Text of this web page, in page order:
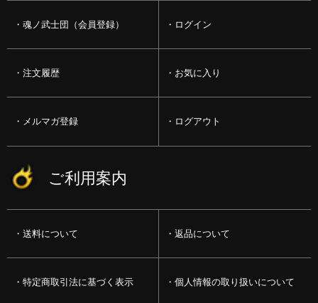
魂ノ武士団（会員登録） ログイン
注文履歴 お気に入り
メルマガ登録 ログアウト
ご利用案内
送料について 返品について
特定商取引法に基づく表示 個人情報の取り扱いについて